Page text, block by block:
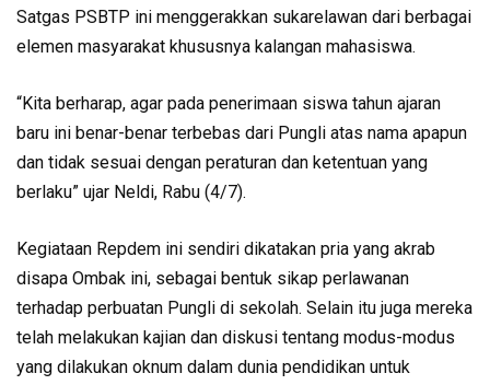
Satgas PSBTP ini menggerakkan sukarelawan dari berbagai
elemen masyarakat khususnya kalangan mahasiswa.
“Kita berharap, agar pada penerimaan siswa tahun ajaran
baru ini benar-benar terbebas dari Pungli atas nama apapun
dan tidak sesuai dengan peraturan dan ketentuan yang
berlaku” ujar Neldi, Rabu (4/7).
Kegiataan Repdem ini sendiri dikatakan pria yang akrab
disapa Ombak ini, sebagai bentuk sikap perlawanan
terhadap perbuatan Pungli di sekolah. Selain itu juga mereka
telah melakukan kajian dan diskusi tentang modus-modus
yang dilakukan oknum dalam dunia pendidikan untuk